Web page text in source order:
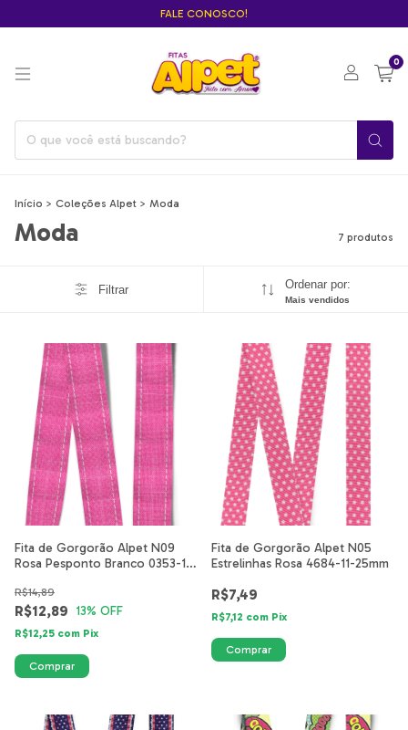
FALE CONOSCO!
0
Início > Coleções Alpet > Moda
Moda 7 produtos
Filtrar Ordenar por:
Mais vendidos
Fita de Gorgorão Alpet N09
Rosa Pesponto Branco 0353-11-
R$12,89
R$14,89
13% OFF
R$12,25 com Pix
Fita de Gorgorão Alpet N05
Estrelinhas Rosa 4684-11-25mm
R$7,49
R$7,12 com Pix